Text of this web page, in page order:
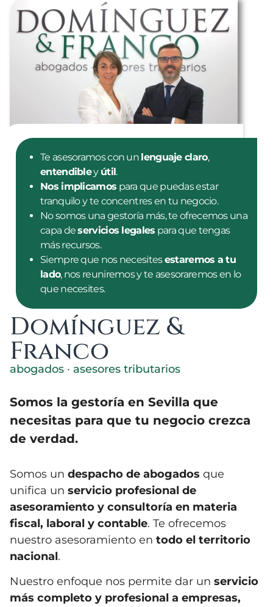
Te asesoramos con un lenguaje claro,
entendibley útil.
Nos implicamos para que puedas estar
tranquilo y te concentres en tu negocio.
No somos una gestoría más, te ofrecemos una
capa deservicios legales para que tengas
más recursos.
Siempre que nos necesitesestaremos a tu
lado, nos reuniremos y te asesoraremos en lo
que necesites.
Domínguez &
Franco
abogados · asesores tributarios
Somos la gestoría en Sevilla que
necesitas para que tu negocio crezca
de verdad.
Somos un despacho de abogados que
unifica un servicio profesional de
asesoramiento y consultoría en materia
fiscal, laboral y contable. Te ofrecemos
nuestro asesoramiento en todo el territorio
nacional.
Nuestro enfoque nos permite dar un servicio
más completo y profesional a empresas,